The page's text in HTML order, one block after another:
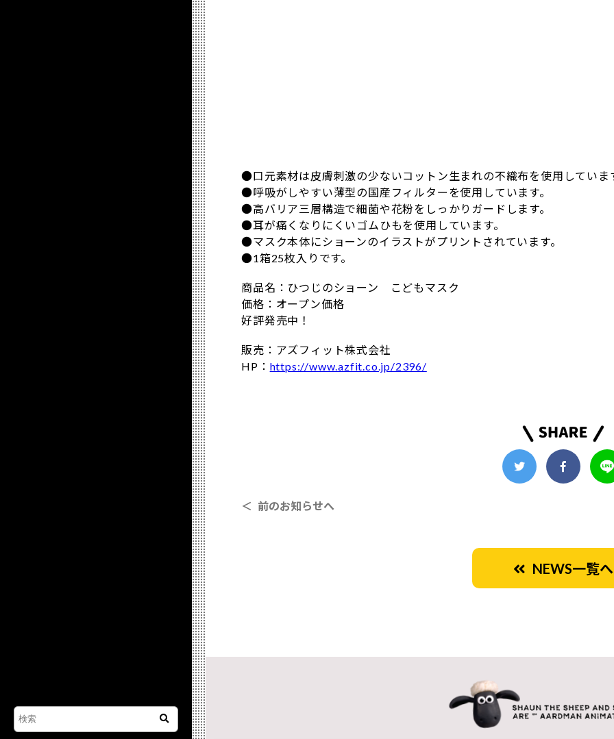
●口元素材は皮膚刺激の少ないコットン生まれの不織布を使用していま
●呼吸がしやすい薄型の国産フィルターを使用しています。
●高バリア三層構造で細菌や花粉をしっかりガードします。
●耳が痛くなりにくいゴムひもを使用しています。
●マスク本体にショーンのイラストがプリントされています。
●1箱25枚入りです。
商品名：ひつじのショーン こどもマスク
価格：オープン価格
好評発売中！
販売：アズフィット株式会社
HP： https://www.azfit.co.jp/2396/
＜ 前のお知らせへ
NEWS一覧へ